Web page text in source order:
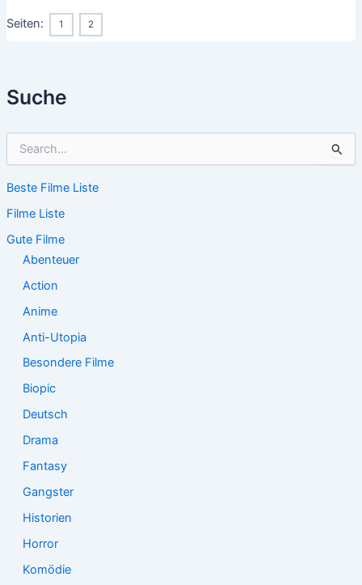
Suche
h
n
n
Beste Filme Liste
Filme Liste
Gute Filme
Abenteuer
Action
Anime
Anti-Utopia
Besondere Filme
Biopic
Deutsch
Drama
Fantasy
Gangster
Historien
Horror
Komödie
Seiten: 1 2